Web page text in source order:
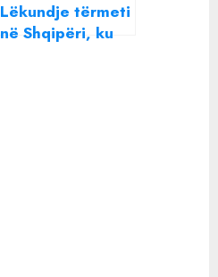
Lëkundje tërmeti
në Shqipëri, ku